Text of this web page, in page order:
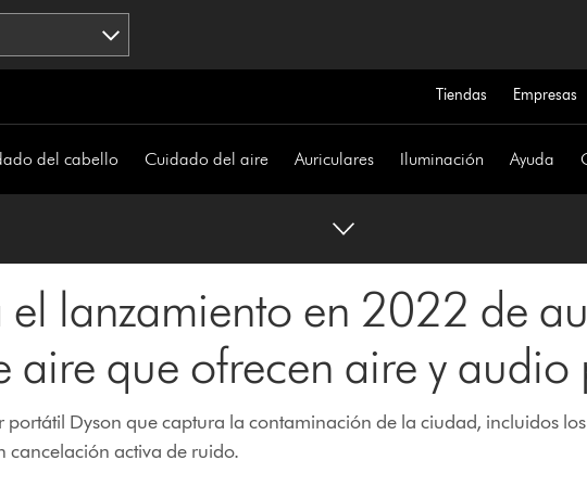
Tiendas Empresas
del cabello Cuidado del aire Auriculares Iluminación Ayuda
el lanzamiento en 2022 de
aire que ofrecen aire y audio
Dyson que captura la contaminación de la ciudad, incluidos
activa de ruido.